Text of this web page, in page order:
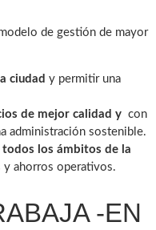
de gestión de mayor
ciudad y permitir una
de mejor calidad y con
administración sostenible.
los ámbitos de la
y ahorros operativos.
-EN